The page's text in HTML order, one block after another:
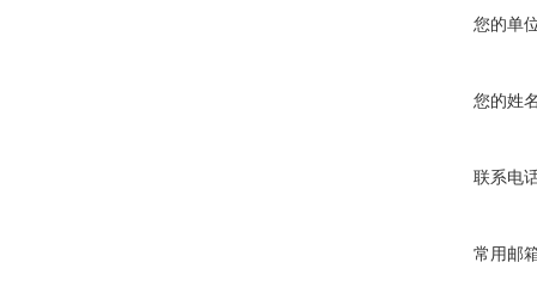
您的单
您的姓
联系电
常用邮